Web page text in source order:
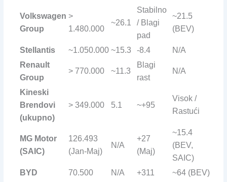
Volkswagen
Group
>
1.480.000
~26.1
Stabilno
/ Blagi
pad
~21.5
(BEV)
Stellantis ~1.050.000 ~15.3 -8.4
N/A
Renault
Group
> 770.000 ~11.3
Blagi
rast
N/A
Kineski
Brendovi
(ukupno)
> 349.000 5.1 ~+95
Visok /
Rastući
MG Motor
(SAIC)
126.493
(Jan-Maj)
N/A
+27
(Maj)
~15.4
(BEV,
SAIC)
BYD
70.500 N/A +311
~64 (BEV)